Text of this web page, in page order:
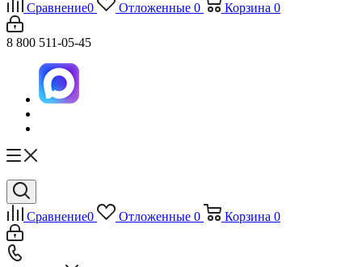
Сравнение0 Отложенные 0 Корзина 0
8 800 511-05-45
Сравнение0 Отложенные 0 Корзина 0